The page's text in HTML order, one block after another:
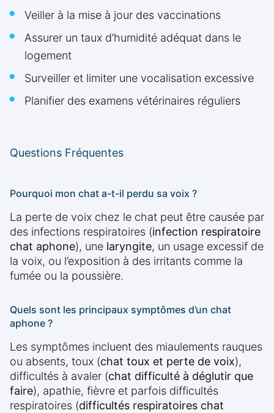
Veiller à la mise à jour des vaccinations
Assurer un taux d’humidité adéquat dans le
logement
Surveiller et limiter une vocalisation excessive
Planifier des examens vétérinaires réguliers
Questions Fréquentes
Pourquoi mon chat a-t-il perdu sa voix ?
La perte de voix chez le chat peut être causée par
des infections respiratoires (infection respiratoire
chat aphone), une laryngite, un usage excessif de
la voix, ou l’exposition à des irritants comme la
fumée ou la poussière.
Quels sont les principaux symptômes d’un chat
aphone ?
Les symptômes incluent des miaulements rauques
ou absents, toux (chat toux et perte de voix),
difficultés à avaler (chat difficulté à déglutir que
faire), apathie, fièvre et parfois difficultés
respiratoires (difficultés respiratoires chat